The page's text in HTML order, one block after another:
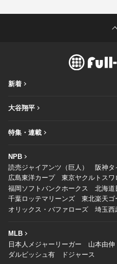
新着
大谷翔平
特集・連載
NPB
読売ジャイアンツ（巨人）
阪神タ
広島東洋カープ
東京ヤクルトスワ
福岡ソフトバンクホークス
北海道
千葉ロッテマリーンズ
東北楽天ゴ
オリックス・バファローズ
埼玉西
MLB
日本人メジャーリーガー
山本由伸
ダルビッシュ有
ドジャース